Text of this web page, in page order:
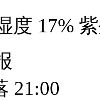
度 17%
21:00